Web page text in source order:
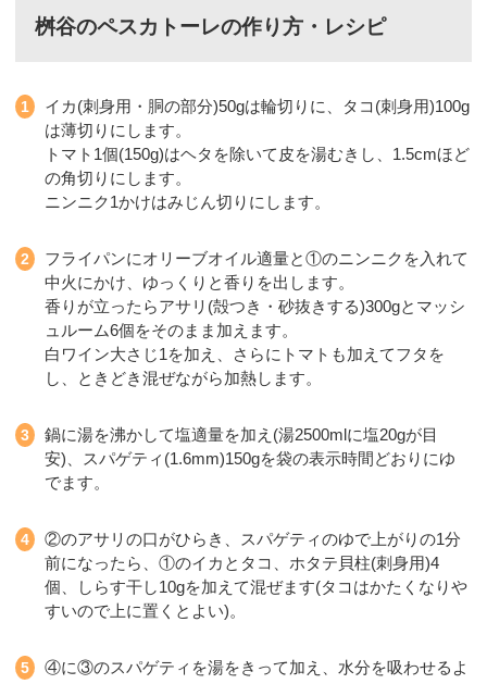
桝谷のペスカトーレの作り方・レシピ
イカ(刺身用・胴の部分)50gは輪切りに、タコ(刺身用)100g
は薄切りにします。
トマト1個(150g)はヘタを除いて皮を湯むきし、1.5cmほど
の角切りにします。
ニンニク1かけはみじん切りにします。
フライパンにオリーブオイル適量と①のニンニクを入れて
中火にかけ、ゆっくりと香りを出します。
香りが立ったらアサリ(殻つき・砂抜きする)300gとマッシ
ュルーム6個をそのまま加えます。
白ワイン大さじ1を加え、さらにトマトも加えてフタを
し、ときどき混ぜながら加熱します。
鍋に湯を沸かして塩適量を加え(湯2500mlに塩20gが目
安)、スパゲティ(1.6mm)150gを袋の表示時間どおりにゆ
でます。
②のアサリの口がひらき、スパゲティのゆで上がりの1分
前になったら、①のイカとタコ、ホタテ貝柱(刺身用)4
個、しらす干し10gを加えて混ぜます(タコはかたくなりや
すいので上に置くとよい)。
④に③のスパゲティを湯をきって加え、水分を吸わせるよ